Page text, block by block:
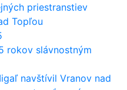
priestranstiev
Topľou
rokov slávnostným
navštívil Vranov nad